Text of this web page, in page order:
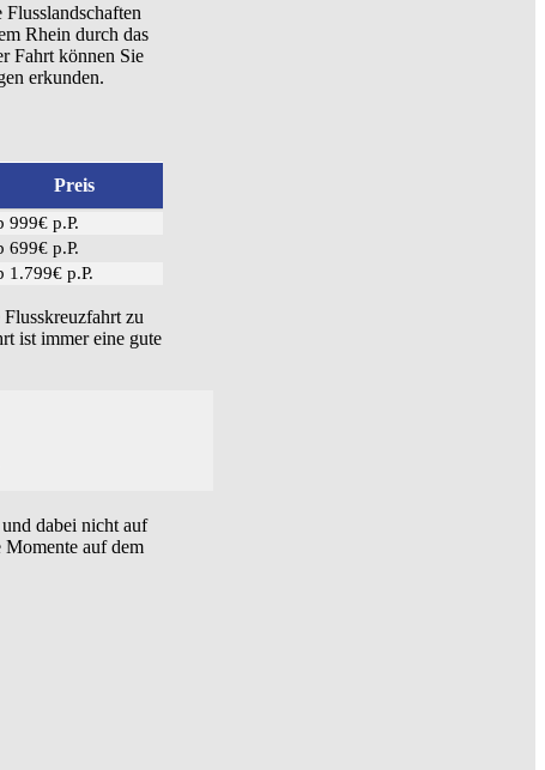
Rhein durch das
Fahrt können Sie
erkunden.
Preis
999€ p.P.
699€ p.P.
1.799€ p.P.
zu
ist immer eine gute
dabei nicht auf
auf dem